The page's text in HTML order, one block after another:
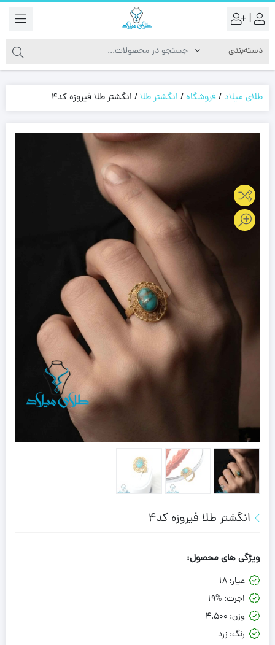
|
طلای میلاد /فروشگاه/ انگشتر طلا/ انگشتر طلا فیروزه کد4
انگشتر طلا فیروزه کد4
ویژگی های محصول:
عیار:18
اجرت: 19%
وزن: 4.500
رنگ: زرد